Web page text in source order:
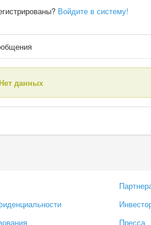
Войдите в систему!
Нет данных
Пресса